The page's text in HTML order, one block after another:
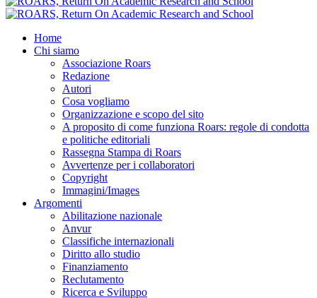
Home
Chi siamo
Associazione Roars
Redazione
Autori
Cosa vogliamo
Organizzazione e scopo del sito
A proposito di come funziona Roars: regole di condotta
e politiche editoriali
Rassegna Stampa di Roars
Avvertenze per i collaboratori
Copyright
Immagini/Images
Argomenti
Abilitazione nazionale
Anvur
Classifiche internazionali
Diritto allo studio
Finanziamento
Reclutamento
Ricerca e Sviluppo